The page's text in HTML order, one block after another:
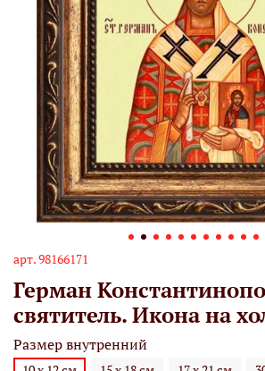
арт.98166171
Герман
святитель. Икона на
Размер внутренний